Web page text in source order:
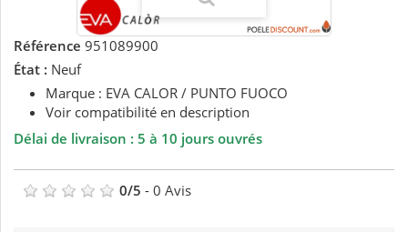
Référence 951089900
État : Neuf
Marque : EVA CALOR / PUNTO FUOCO
Voir compatibilité en description
Délai de livraison : 5 à 10 jours ouvrés
0/5 - 0 Avis